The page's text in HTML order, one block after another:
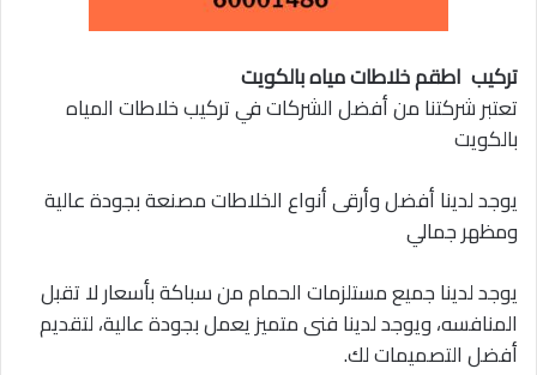
تركيب اطقم خلاطات مياه بالكويت
تعتبر شركتنا من أفضل الشركات في تركيب خلاطات المياه
بالكويت
يوجد لدينا أفضل وأرقى أنواع الخلاطات مصنعة بجودة عالية
ومظهر جمالي
يوجد لدينا جميع مستلزمات الحمام من سباكة بأسعار لا تقبل
المنافسه، ويوجد لدينا فنى متميز يعمل بجودة عالية، لتقديم
أفضل التصميمات لك.